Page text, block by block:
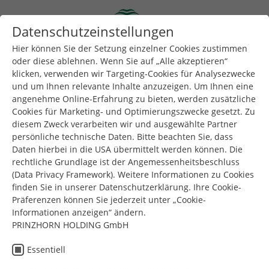
Toggle navigation
Sie sind hier:
Dunapack Packaging
Unternehmen
News & Presse
Next step toward the sustainable future
Dunapack
Packaging
Wir setzen den
nächsten Schritt in
Richtung
Datenschutzeinstellungen
Hier können Sie der Setzung einzelner Cookies zustimmen
oder diese ablehnen. Wenn Sie auf „Alle akzeptieren“
klicken, verwenden wir Targeting-Cookies für Analysezwecke
und um Ihnen relevante Inhalte anzuzeigen. Um Ihnen eine
angenehme Online-Erfahrung zu bieten, werden zusätzliche
Cookies für Marketing- und Optimierungszwecke gesetzt. Zu
diesem Zweck verarbeiten wir und ausgewählte Partner
persönliche technische Daten. Bitte beachten Sie, dass
Daten hierbei in die USA übermittelt werden können. Die
rechtliche Grundlage ist der Angemessenheitsbeschluss
(Data Privacy Framework). Weitere Informationen zu Cookies
finden Sie in unserer Datenschutzerklärung. Ihre Cookie-
Präferenzen können Sie jederzeit unter „Cookie-
Informationen anzeigen“ ändern.
PRINZHORN HOLDING GmbH
Essentiell